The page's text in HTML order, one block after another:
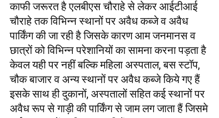
काफी जरूरत है एलबीएस चौराहे से लेकर आईटीआई
चौराहे तक विभिन्न स्थानों पर अवैध कब्जे व अवैध
पार्किंग की जा रही है जिसके कारण आम जनमानस व
छात्रों को विभिन्न परेशानियों का सामना करना पड़ता है
केवल यही पर नहीं बल्कि महिला अस्पताल, बस स्टॉप,
चौक बाजार व अन्य स्थानों पर अवैध कब्जे किये गए हैं
इसके साथ ही दुकानों, अस्पतालों सहित कई स्थानों पर
अवैध रूप से गाड़ी की पार्किंग से जाम लग जाता हैं जिसमे